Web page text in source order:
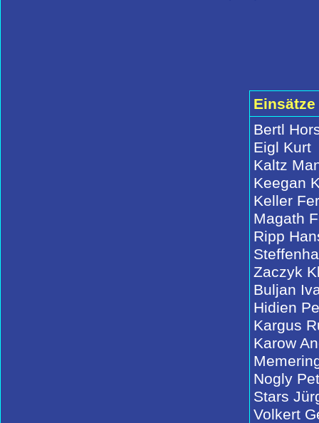
Einsätze
Bertl
Eigl Kurt
Kaltz
Keegan
Keller
Magath
Ripp
Zaczyk
Buljan
Hidien
Kargus
Karow
Nogly
Stars
Volkert